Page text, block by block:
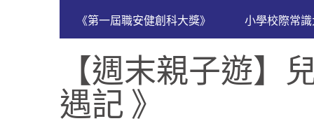
《第一屆職安健創科大獎》 小學校際常
【週末親子遊】
遇記 》